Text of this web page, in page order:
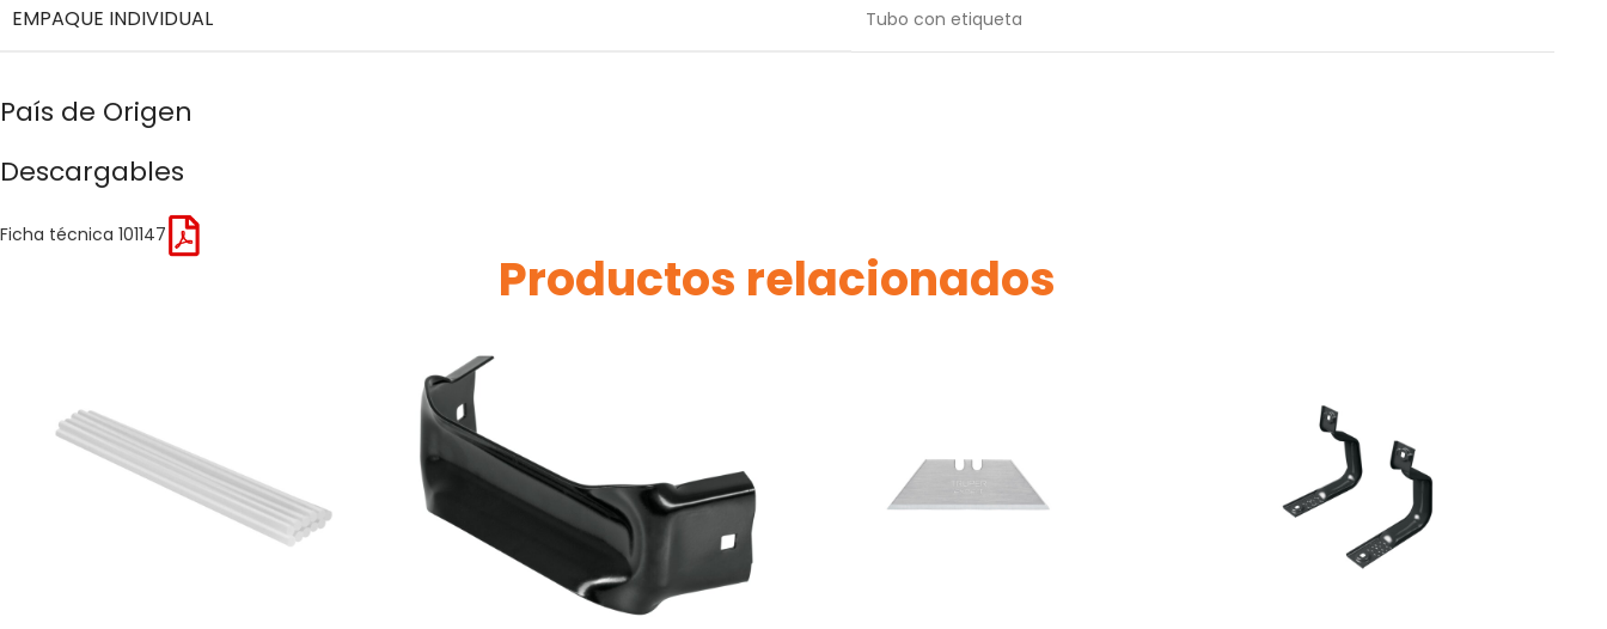
EMPAQUE INDIVIDUAL Tubo con etiqueta
País de Origen
Descargables
Ficha técnica 101147
Productos relacionados